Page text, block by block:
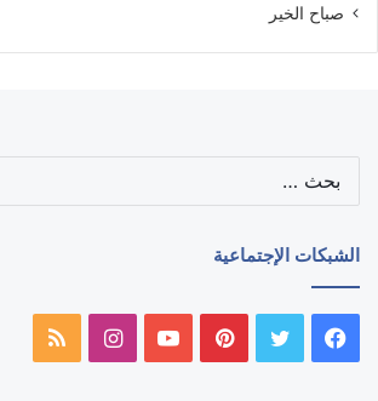
صباح الخير
الشبكات الإجتماعية
فيسبوك تويتر بينتيريستيوتيوبانستقرامملخص